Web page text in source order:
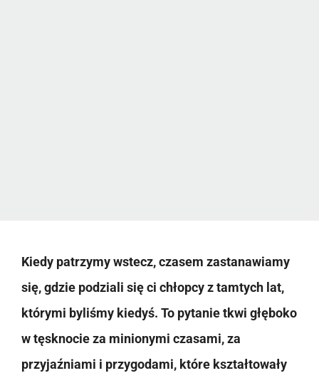
Kiedy patrzymy wstecz, czasem zastanawiamy
się, gdzie podziali się ci chłopcy z tamtych lat,
którymi byliśmy kiedyś. To pytanie tkwi głęboko
w tęsknocie za minionymi czasami, za
przyjaźniami i przygodami, które kształtowały